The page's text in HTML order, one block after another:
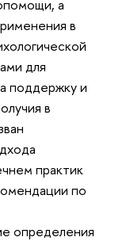
а
в
для
поддержку и
в
практик
по
определения